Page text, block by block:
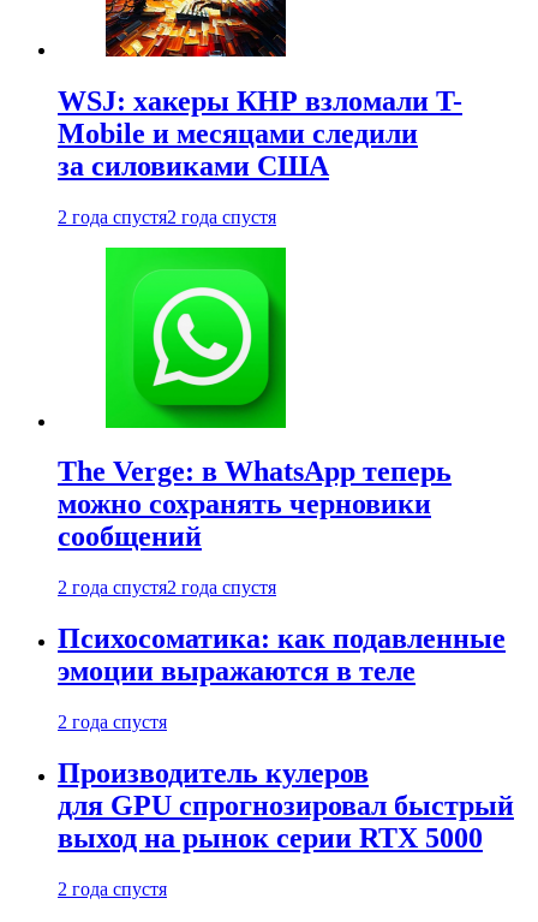
WSJ: хакеры КНР взломали T-
Mobile и месяцами следили
за силовиками США
2 года спустя2 года спустя
The Verge: в WhatsApp теперь
можно сохранять черновики
сообщений
2 года спустя2 года спустя
Психосоматика: как подавленные
эмоции выражаются в теле
2 года спустя
Производитель кулеров
для GPU спрогнозировал быстрый
выход на рынок серии RTX 5000
2 года спустя